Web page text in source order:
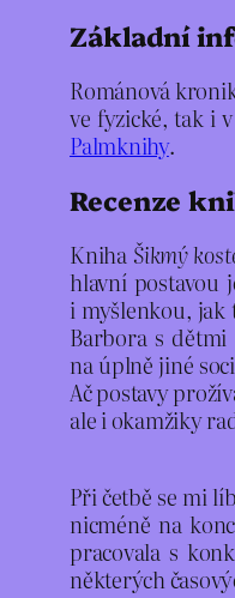
Základní
Románová
ve fyzické, tak i
Palmknihy.
Recenze
Kniha Šikmý
hlavní postavou
i myšlenkou, jak
Barbora s
na úplně jiné
Ač postavy
ale i okamžiky
Při četbě se mi
nicméně na
pracovala s
některých